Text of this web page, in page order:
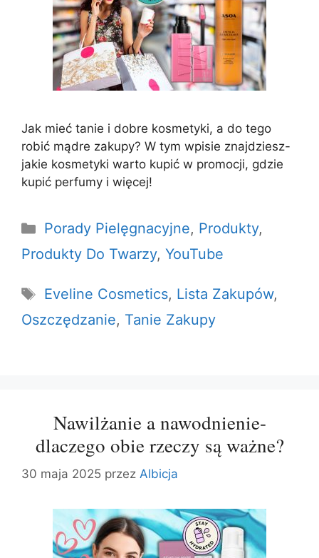
Jak mieć tanie i dobre kosmetyki, a do tego
robić mądre zakupy? W tym wpisie znajdziesz-
jakie kosmetyki warto kupić w promocji, gdzie
kupić perfumy i więcej!
Kategorie
Porady Pielęgnacyjne, Produkty,
Produkty Do Twarzy, YouTube
Tagi
Eveline Cosmetics, Lista Zakupów,
Oszczędzanie, Tanie Zakupy
Nawilżanie a nawodnienie-
dlaczego obie rzeczy są ważne?
30 maja 2025 przez Albicja